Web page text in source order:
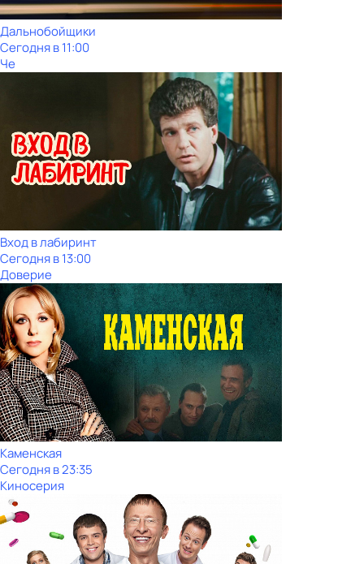
Дальнобойщики
Сегодня в 11:00
Че
Вход в лабиринт
Сегодня в 13:00
Доверие
Каменская
Сегодня в 23:35
Киносерия